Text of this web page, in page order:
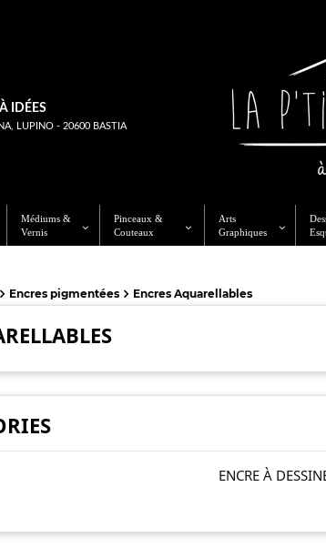
IDÉES
LUPINO - 20600 BASTIA
Médiums &
Vernis
Pinceaux &
Couteaux
Arts
Graphiques
Encres pigmentées Encres Aquarellables
ENCRE À